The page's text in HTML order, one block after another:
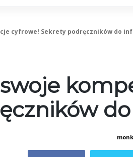
cyfrowe! Sekrety podręczników do